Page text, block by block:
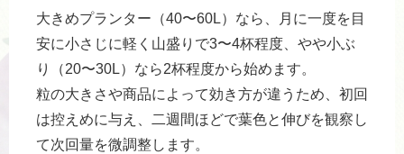
大きめプランター（40〜60L）なら、月に一度を目
安に小さじに軽く山盛りで3〜4杯程度、やや小ぶ
り（20〜30L）なら2杯程度から始めます。
粒の大きさや商品によって効き方が違うため、初回
は控えめに与え、二週間ほどで葉色と伸びを観察し
て次回量を微調整します。